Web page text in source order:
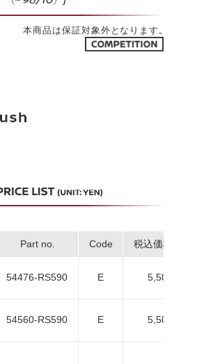
本商品は保証対象外となります。
Part no. Code 税込価格
54476-RS590 E 5,500
54560-RS590 E 5,500